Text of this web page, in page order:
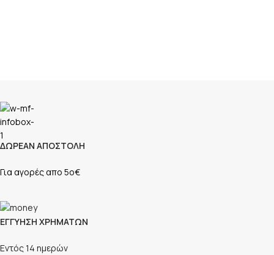
ΔΩΡΕΑΝ ΑΠΟΣΤΟΛΗ
Για αγορές απο 5ο€
ΕΓΓΥΗΣΗ ΧΡΗΜΑΤΩΝ
Εντός 14 ημερών